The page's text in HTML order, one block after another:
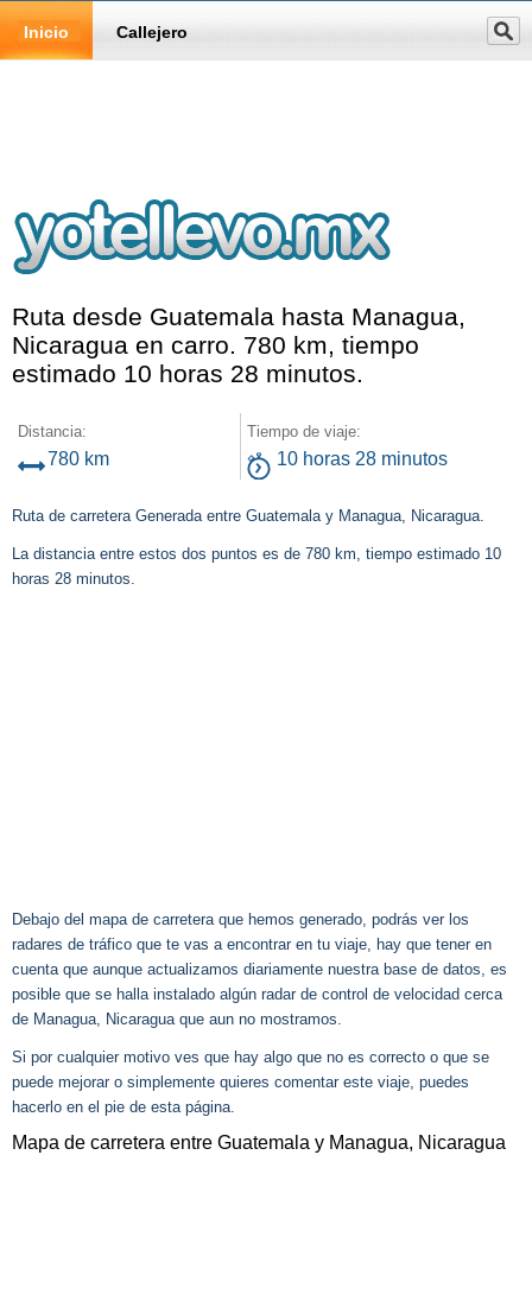
Inicio Callejero
Ruta desde Guatemala hasta Managua,
Nicaragua en carro. 780 km, tiempo
estimado 10 horas 28 minutos.
Distancia:
780 km
Tiempo de viaje:
10 horas 28 minutos
Ruta de carretera Generada entre Guatemala y Managua, Nicaragua.
La distancia entre estos dos puntos es de 780 km, tiempo estimado 10
horas 28 minutos.
Debajo del mapa de carretera que hemos generado, podrás ver los
radares de tráfico que te vas a encontrar en tu viaje, hay que tener en
cuenta que aunque actualizamos diariamente nuestra base de datos, es
posible que se halla instalado algún radar de control de velocidad cerca
de Managua, Nicaragua que aun no mostramos.
Si por cualquier motivo ves que hay algo que no es correcto o que se
puede mejorar o simplemente quieres comentar este viaje, puedes
hacerlo en el pie de esta página.
Mapa de carretera entre Guatemala y Managua, Nicaragua